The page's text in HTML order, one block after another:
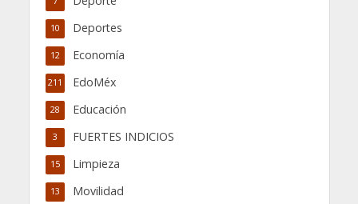
Deportes
10
Economía
12
EdoMéx
211
Educación
28
FUERTES INDICIOS
3
Limpieza
15
Movilidad
13